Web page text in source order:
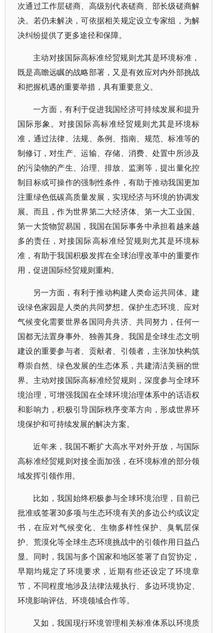
次通过工作层磋商、高级别代表磋商、部长级磋商解
决。若仍未解决，可依据相关规定设立专家组，为解
决纠纷提供了更多途径和保障。
主动对接国际高标准经贸规则尤其是环境标准，
既是高瞻远瞩的战略部署，又是有效应对内外部挑战
和把握机遇的重要举措，具有重要意义。
一方面，有利于促进我国经济可持续发展和提升
国际形象。对接国际高标准经贸规则尤其是环境标
准，通过法律、法规、条例、指南、规范、标准等的
制修订，对生产、运输、存储、消费、处置中所涉及
的污染物的产生、治理、排放、监测等，提出量化控
制目标或可操作的强制性条件，有助于推动我国更加
注重绿色低碳高质量发展，实现经济与环境的协调发
展。而且，作为世界第二大经济体、第一大工业国、
第一大货物贸易国，我国在国际事务中承担着越来越
多的责任，对接国际高标准经贸规则尤其是环境标
准，有助于我国积极发挥在全球治理改革中的重要作
用，促进国际经贸规则重构。
另一方面，有利于推动构建人类命运共同体。建
设绿色家园是人类的共同梦想。保护生态环境、应对
气候变化需要世界各国同舟共济、共同努力，任何一
国都无法置身事外、独善其身。我国是全球生态文明
建设的重要参与者、贡献者、引领者，主张加快构筑
尊崇自然、绿色发展的生态体系，共建清洁美丽的世
界。主动对接国际高标准经贸规则，深度参与全球环
境治理，可增强我国在全球环境治理体系中的话语权
和影响力，积极引导国际秩序变革方向，形成世界环
境保护和可持续发展的解决方案。
近年来，我国不断扩大高水平对外开放，与国际
高标准经贸规则对接全面加强，在环境标准的部分领
域发挥引领作用。
比如，我国始终积极参与全球环境治理，目前已
批准或签署30多项与生态环境有关的多边公约或议定
书，在应对气候变化、生物多样性保护、臭氧层保
护、荒漠化等全球生态环境挑战中的引领作用日益凸
显。同时，我国与多个国家和地区签署了自贸协定，
早期均规定了环境要求，近期有些还设定了环境章
节，不同程度地涉及法律法规执行、多边环境协定、
环境影响评估、环境领域合作等。
又如，我国现行环境管理相关标准体系以环境质